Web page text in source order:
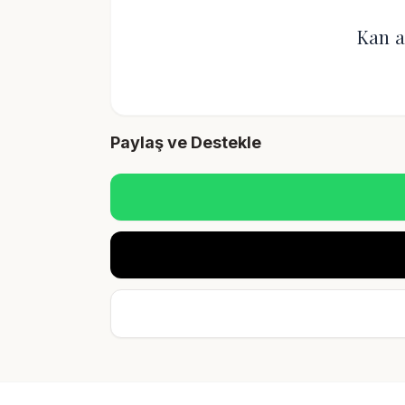
Kan
Paylaş ve Destekle